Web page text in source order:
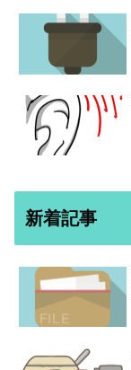
新着記事